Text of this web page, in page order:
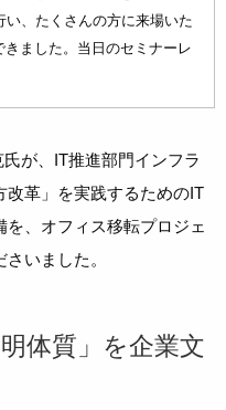
、たくさんの方に来場いた
ました。当日のセミナーレ
が、IT推進部門インフラ
革」を実践するためのIT
、オフィス移転プロジェ
いました。
体質」を企業文